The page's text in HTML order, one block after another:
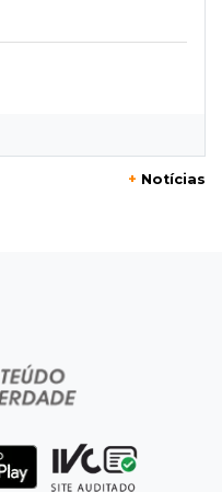
antes de jogo que
MG e segue
de sequestro
+ Notícias